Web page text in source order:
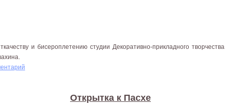
и бисероплетению студии Декоративно-прикладного
Открытка к Пасхе